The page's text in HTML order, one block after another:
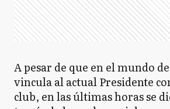
A pesar de que en el mundo
vincula al actual Presidente
club, en las últimas horas se